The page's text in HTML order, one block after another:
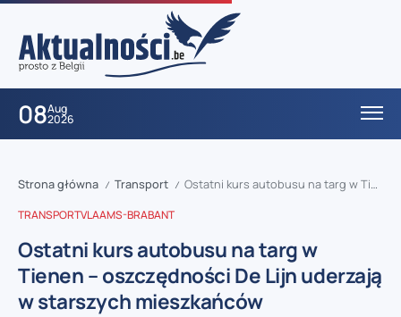
08Aug
2026
Strona główna / Transport / Ostatni kurs autobusu na targ w Tienen – oszczędności De Lijn uderzają w starszych mieszkańców
TRANSPORTVLAAMS-BRABANT
Ostatni kurs autobusu na targ w
Tienen – oszczędności De Lijn uderzają
w starszych mieszkańców